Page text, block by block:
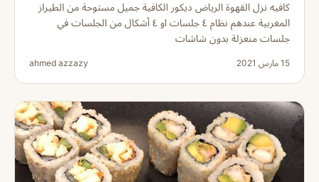
كافيه نزل القهوة الرياض ديكور الكافية جميل مستوحة من الطيراز
المغربية عندهم نظام ٤ جلسات او ٤ أشكال من الجلسات في
جلسات منعزلة بدون شاشات
15 مارس 2021 ahmed azzazy